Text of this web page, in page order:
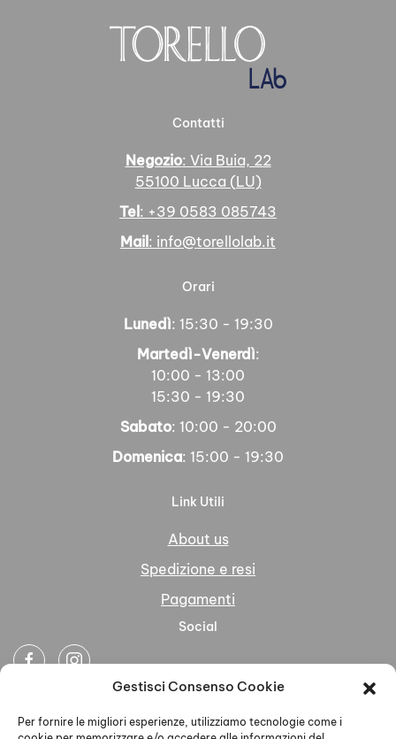
Gestisci Consenso Cookie
Per fornire le migliori esperienze, utilizziamo tecnologie come i
Contatti
Negozio: Via Buia, 22
55100 Lucca (LU)
Tel: +39 0583 085743
Mail: info@torellolab.it
Orari
Lunedì: 15:30 - 19:30
Martedì-Venerdì:
10:00 - 13:00
15:30 - 19:30
Sabato: 10:00 - 20:00
Domenica: 15:00 - 19:30
Link Utili
About us
Spedizione e resi
Pagamenti
Social